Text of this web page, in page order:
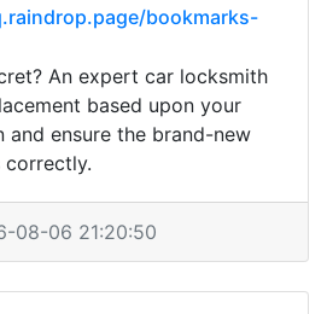
bookmarks-
An expert car locksmith
based upon your
and ensure the brand-new
correctly.
08-06 21:20:50